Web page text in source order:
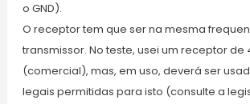
o GND).
O receptor tem que ser na mesma
transmissor. No teste, usei um receptor de
(comercial), mas, em uso, deverá ser
legais permitidas para isto (consulte a